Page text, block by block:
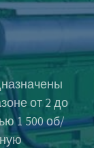
от 2 до
1 500 об/